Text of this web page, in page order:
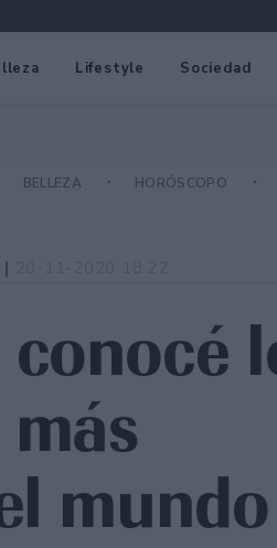
Lifestyle Sociedad
BELLEZA HORÓSCOPO
mundo